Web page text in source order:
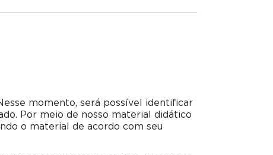
momento, será possível identificar
Por meio de nosso material didático
o material de acordo com seu